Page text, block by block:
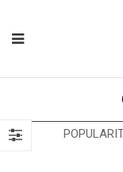
Panneau de gestion